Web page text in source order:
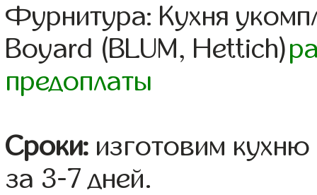
Фурнитура: Кухня
Boyard (BLUM, Hettich)
предоплаты
Сроки: изготовим
за 3-7 дней.